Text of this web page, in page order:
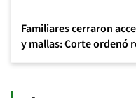
Familiares cerraron
y mallas: Corte ordenó